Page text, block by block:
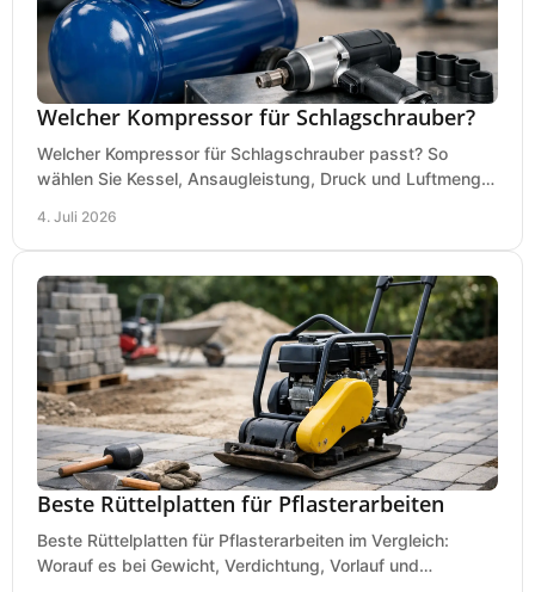
Welcher Kompressor für Schlagschrauber?
Welcher Kompressor für Schlagschrauber passt? So
wählen Sie Kessel, Ansaugleistung, Druck und Luftmenge
4. Juli 2026
Beste Rüttelplatten für Pflasterarbeiten
Beste Rüttelplatten für Pflasterarbeiten im Vergleich:
Worauf es bei Gewicht, Verdichtung, Vorlauf und